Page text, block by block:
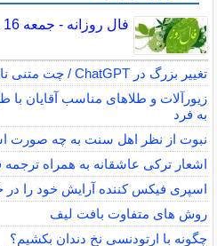
فال روزانه - جمعه 16 مرداد 1405
تغییر بزرگ در ChatGPT / چت متنی نامحدود و رایگان
زیورآلات و طلاهای مناسب آقایان
به فرد
نبوت از نظر اهل سنت به چه صورت
اشعار ترکی عاشقانه به همراه
اسپری فیکس کننده آرایش خود را در
روش های متفاوت بافت لیف
چگونه با ارتودنسی نخ دندان بکشیم؟